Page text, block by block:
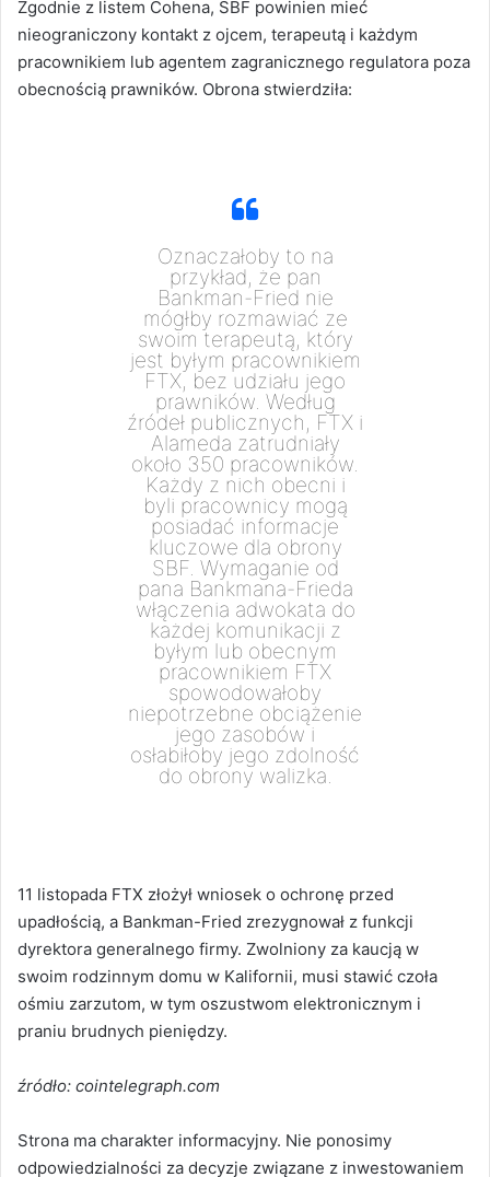
Zgodnie z listem Cohena, SBF powinien mieć
nieograniczony kontakt z ojcem, terapeutą i każdym
pracownikiem lub agentem zagranicznego regulatora poza
obecnością prawników. Obrona stwierdziła:
Oznaczałoby to na
przykład, że pan
Bankman-Fried nie
mógłby rozmawiać ze
swoim terapeutą, który
jest byłym pracownikiem
FTX, bez udziału jego
prawników. Według
źródeł publicznych, FTX i
Alameda zatrudniały
około 350 pracowników.
Każdy z nich obecni i
byli pracownicy mogą
posiadać informacje
kluczowe dla obrony
SBF. Wymaganie od
pana Bankmana-Frieda
włączenia adwokata do
każdej komunikacji z
byłym lub obecnym
pracownikiem FTX
spowodowałoby
niepotrzebne obciążenie
jego zasobów i
osłabiłoby jego zdolność
do obrony walizka.
11 listopada FTX złożył wniosek o ochronę przed
upadłością, a Bankman-Fried zrezygnował z funkcji
dyrektora generalnego firmy. Zwolniony za kaucją w
swoim rodzinnym domu w Kalifornii, musi stawić czoła
ośmiu zarzutom, w tym oszustwom elektronicznym i
praniu brudnych pieniędzy.
źródło: cointelegraph.com
Strona ma charakter informacyjny. Nie ponosimy
odpowiedzialności za decyzje związane z inwestowaniem